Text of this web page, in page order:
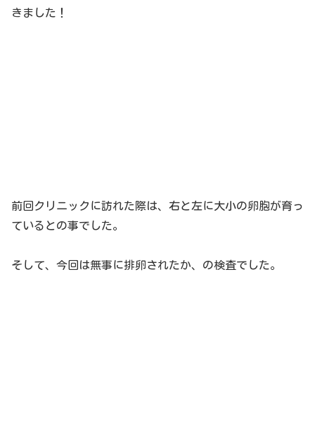
きました！
前回クリニックに訪れた際は、右と左に大小の卵胞が育っ
ているとの事でした。
そして、今回は無事に排卵されたか、の検査でした。